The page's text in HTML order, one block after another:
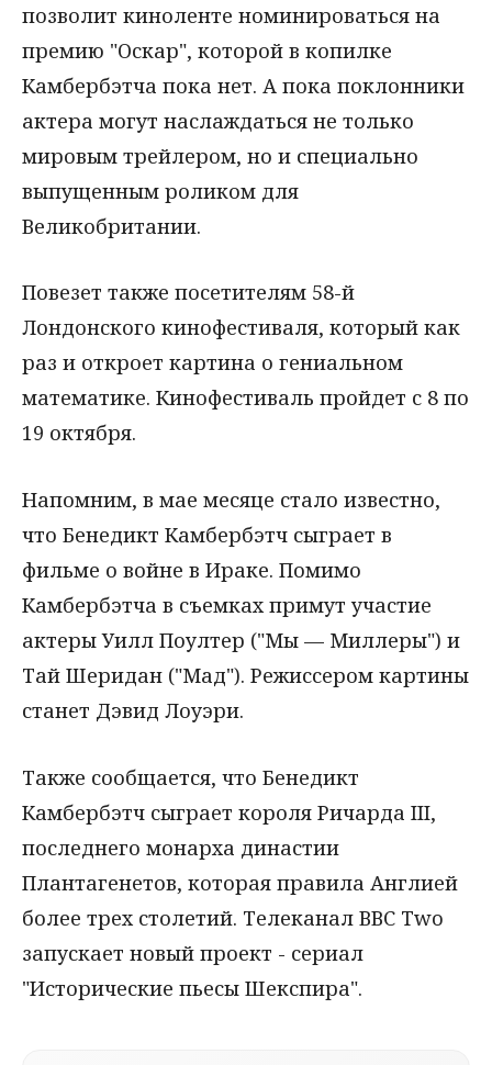
позволит киноленте номинироваться на
премию "Оскар", которой в копилке
Камбербэтча пока нет. А пока поклонники
актера могут наслаждаться не только
мировым трейлером, но и специально
выпущенным роликом для
Великобритании.
Повезет также посетителям 58-й
Лондонского кинофестиваля, который как
раз и откроет картина о гениальном
математике. Кинофестиваль пройдет с 8 по
19 октября.
Напомним, в мае месяце стало известно,
что Бенедикт Камбербэтч сыграет в
фильме о войне в Ираке. Помимо
Камбербэтча в съемках примут участие
актеры Уилл Поултер ("Мы — Миллеры") и
Тай Шеридан ("Мад"). Режиссером картины
станет Дэвид Лоуэри.
Также сообщается, что Бенедикт
Камбербэтч сыграет короля Ричарда III,
последнего монарха династии
Плантагенетов, которая правила Англией
более трех столетий. Телеканал ВВС Two
запускает новый проект - сериал
"Исторические пьесы Шекспира".